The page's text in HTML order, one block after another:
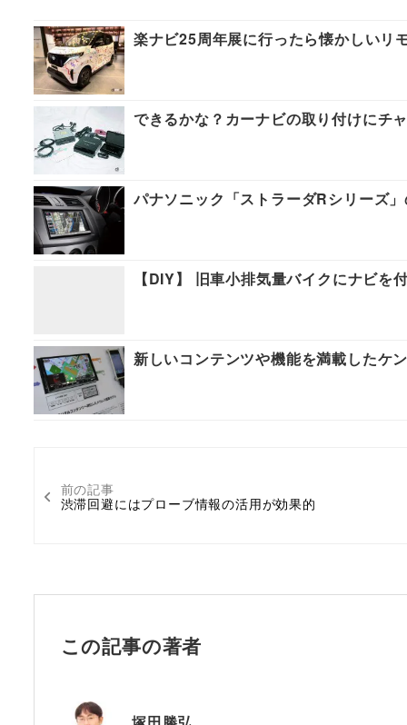
前の記事
渋滞回避にはプローブ情報の活用が効果的
楽ナビ25周年展に行ったら懐かしいリ
できるかな？カーナビの取り付けにチ
パナソニック「ストラーダRシリーズ
【DIY】 旧車小排気量バイクにナビを
新しいコンテンツや機能を満載したケ
この記事の著者